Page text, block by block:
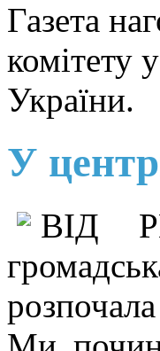
Газета
комітету
України.
У
ВІД